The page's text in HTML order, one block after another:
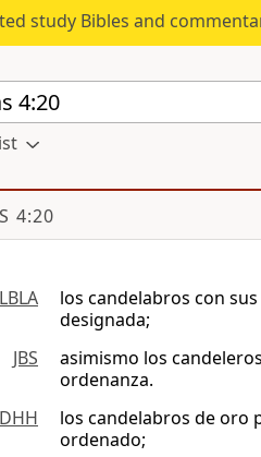
study Bibles and
4:20
LBLA
los candelabros con
designada;
JBS
asimismo los
ordenanza.
DHH
los candelabros de oro
ordenado;